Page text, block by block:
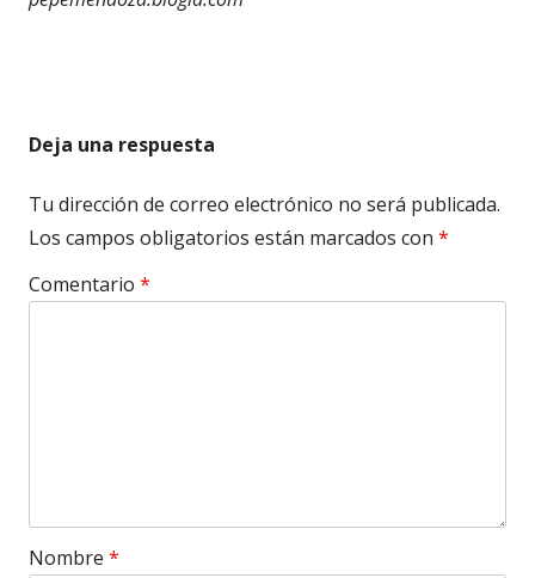
Deja una respuesta
Tu dirección de correo electrónico no será publicada.
Los campos obligatorios están marcados con *
Comentario *
Nombre *